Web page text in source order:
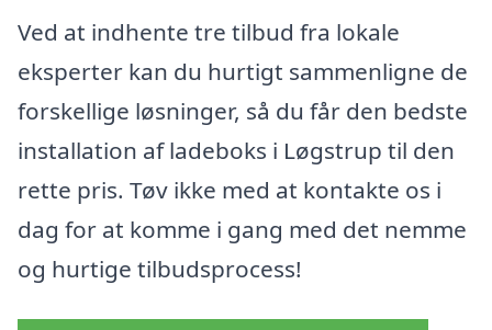
Ved at indhente tre tilbud fra lokale
eksperter kan du hurtigt sammenligne de
forskellige løsninger, så du får den bedste
installation af ladeboks i Løgstrup til den
rette pris. Tøv ikke med at kontakte os i
dag for at komme i gang med det nemme
og hurtige tilbudsprocess!